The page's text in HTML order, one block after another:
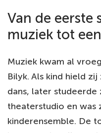
Van de eerste
muziek tot
Muziek kwam al
Bilyk. Als kind hield
dans, later studeerde
theaterstudio en was
kinderensemble. De